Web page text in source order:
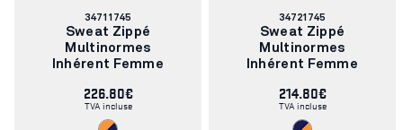
Numéro
d'article:
34711745
Sweat Zippé
Multinormes
Inhérent Femme
226.80€
TVA incluse
Numéro
d'article:
34721745
Sweat Zippé
Multinormes
Inhérent Femme
214.80€
TVA incluse